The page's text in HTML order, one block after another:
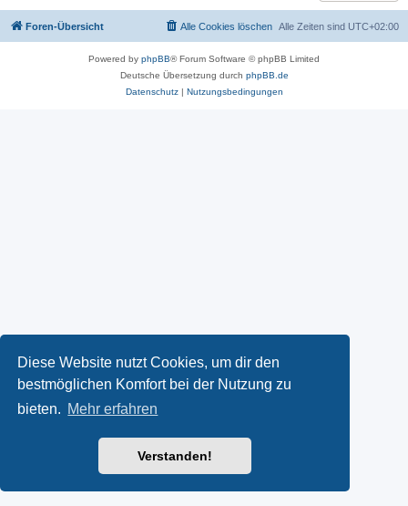
Diese Website nutzt Cookies, um dir den
bestmöglichen Komfort bei der Nutzung zu
bieten. Mehr erfahren
Verstanden!
Foren-Übersicht Alle Zeiten sind UTC+02:00
Alle Cookies löschen
Powered by phpBB® Forum Software © phpBB Limited
Deutsche Übersetzung durch phpBB.de
Datenschutz| Nutzungsbedingungen